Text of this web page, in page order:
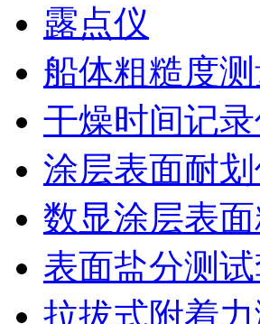
露点仪
船体粗糙度
干燥时间记录
涂层表面耐
数显涂层表
表面盐分测
拉拔式附着